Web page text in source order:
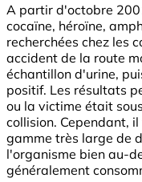
A partir d'octobre
cocaïne, héroïne,
recherchées chez les
accident de la route
échantillon d'urine,
positif. Les résultats
ou la victime était
collision. Cependant,
gamme très large de
l'organisme bien au-
généralement